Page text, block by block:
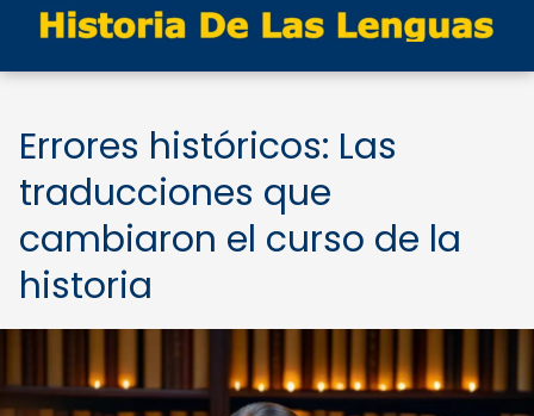
Errores históricos: Las
traducciones que
cambiaron el curso de la
historia